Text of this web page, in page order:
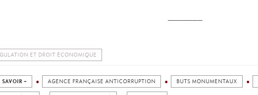
ET DROIT ÉCONOMIQUE
SAVOIR + AGENCE FRANÇAISE ANTICORRUPTION BUTS MONUMENTAUX